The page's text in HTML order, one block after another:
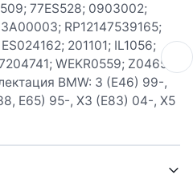
77ES528; 0903002;
RP12147539165;
201101; IL1056;
WEKR0559; Z04659;
BMW: 3 (E46) 99-,
E65) 95-, X3 (E83) 04-, X5